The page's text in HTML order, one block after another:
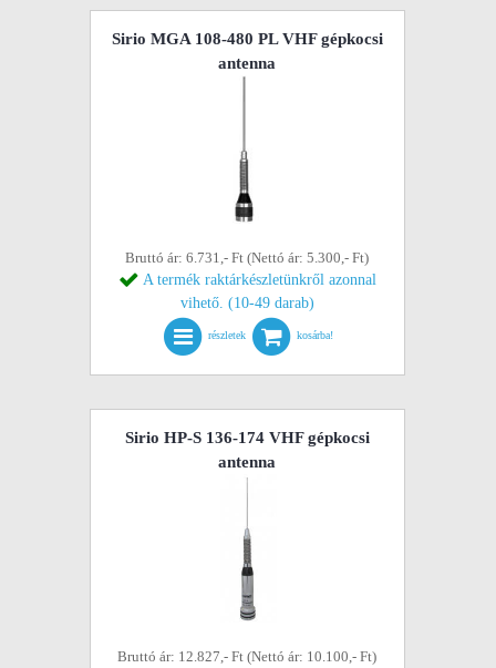
Sirio MGA 108-480 PL VHF gépkocsi
antenna
Bruttó ár: 6.731,- Ft (Nettó ár: 5.300,- Ft)
A termék raktárkészletünkről azonnal
vihető. (10-49 darab)
részletek kosárba!
Sirio HP-S 136-174 VHF gépkocsi
antenna
Bruttó ár: 12.827,- Ft (Nettó ár: 10.100,- Ft)